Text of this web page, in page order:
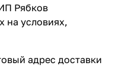
Рябков
на условиях,
адрес доставки